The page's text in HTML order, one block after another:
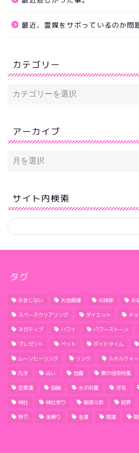
最近、霊媒をサボっているのか問
カテゴリー
アーカイブ
サイト内検索
タグ
おまじない お地蔵様 お掃除 お
スペースクリアリング ダイエット チ
ネガティブ ハワイ パワーストーン
プレゼント ペット ボイドタイム
ムーンヒーリング リング ルチルクォ
九字 占い 地震 夏の怪奇特集
恋愛運 指輪 水子供養 浮気
神社 神社参り 紫微斗数 結界
野芥 金縛り 金運 開運